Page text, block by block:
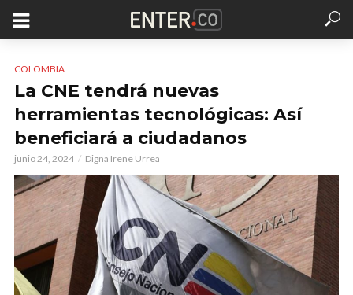
COLOMBIA
La CNE tendrá nuevas
herramientas tecnológicas: Así
beneficiará a ciudadanos
junio 24, 2024 Digna Irene Urrea